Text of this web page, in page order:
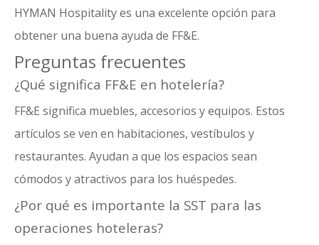
HYMAN Hospitality es una excelente opción para
obtener una buena ayuda de FF&E.
Preguntas frecuentes
¿Qué significa FF&E en hotelería?
FF&E significa muebles, accesorios y equipos. Estos
artículos se ven en habitaciones, vestíbulos y
restaurantes. Ayudan a que los espacios sean
cómodos y atractivos para los huéspedes.
¿Por qué es importante la SST para las
operaciones hoteleras?